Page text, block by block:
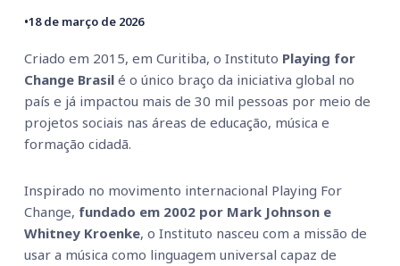
•18 de março de 2026
Criado em 2015, em Curitiba, o Instituto Playing for
Change Brasilé o único braço da iniciativa global no
país e já impactou mais de 30 mil pessoas por meio de
projetos sociais nas áreas de educação, música e
formação cidadã.
Inspirado no movimento internacional Playing For
Change, fundado em 2002 por Mark Johnson e
Whitney Kroenke, o Instituto nasceu com a missão de
usar a música como linguagem universal capaz de